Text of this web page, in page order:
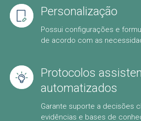
Personalização
Possui configurações e
de acordo com as
Protocolos
automatizados
Garante suporte a decisões
evidências e bases de